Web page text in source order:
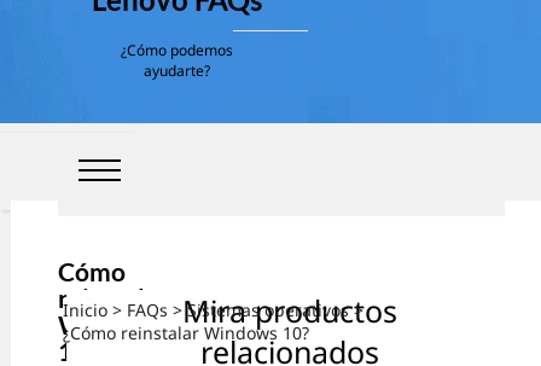
Inicio > FAQs >Sistemas operativos>
¿Cómo reinstalar Windows 10?
¿Cómo podemos
ayudarte?
Cómo
reinstalar
Windows
10
Mira productos
relacionados